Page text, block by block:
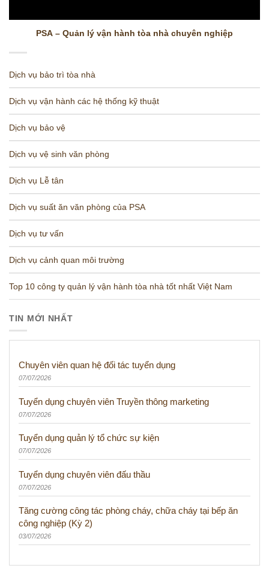
PSA – Quản lý vận hành tòa nhà chuyên nghiệp
Dịch vụ bảo trì tòa nhà
Dịch vụ vận hành các hệ thống kỹ thuật
Dịch vụ bảo vệ
Dịch vụ vệ sinh văn phòng
Dịch vụ Lễ tân
Dịch vụ suất ăn văn phòng của PSA
Dịch vụ tư vấn
Dịch vụ cảnh quan môi trường
Top 10 công ty quản lý vận hành tòa nhà tốt nhất Việt Nam
TIN MỚI NHẤT
Chuyên viên quan hệ đối tác tuyển dụng
07/07/2026
Tuyển dụng chuyên viên Truyền thông marketing
07/07/2026
Tuyển dụng quản lý tổ chức sự kiện
07/07/2026
Tuyển dụng chuyên viên đấu thầu
07/07/2026
Tăng cường công tác phòng cháy, chữa cháy tại bếp ăn
công nghiệp (Kỳ 2)
03/07/2026